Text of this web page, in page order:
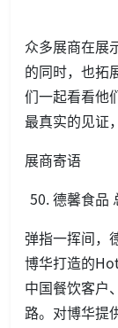
众多展商在展
的同时，也拓
们一起看看他
最真实的见证
展商寄语
德馨食品
弹指一挥间，
博华打造的
中国餐饮客户
路。对博华提